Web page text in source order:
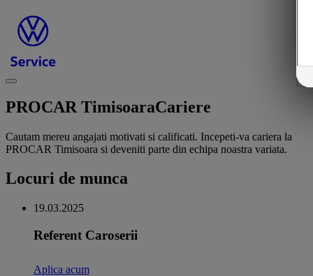
PROCAR TimisoaraCariere
Cautam mereu angajati motivati si calificati. Incepeti-va cariera la
PROCAR Timisoara si deveniti parte din echipa noastra variata.
Locuri de munca
19.03.2025
Referent Caroserii
Aplica acum